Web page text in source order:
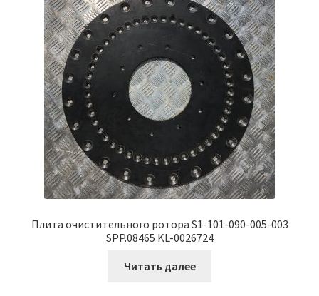
Плита очистительного ротора S1-101-090-005-003
SPP.08465 KL-0026724
Читать далее